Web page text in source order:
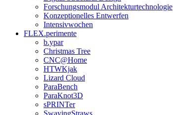
Forschungsmodul Architekturtechnologie
Konzeptionelles Entwerfen
Intensivwochen
FLEX.perimente
b.ypar
Christmas Tree
CNC@Home
HTWKjak
Lizard Cloud
ParaBench
ParaKnot3D
sPRINTer
SwayingStraws